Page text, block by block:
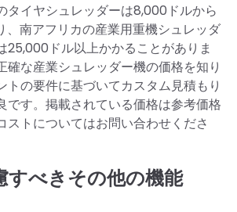
タイヤシュレッダーは8,000ドルから
、南アフリカの産業用重機シュレッダ
25,000ドル以上かかることがありま
確な産業シュレッダー機の価格を知り
トの要件に基づいてカスタム見積もり
です。掲載されている価格は参考価格
ストについてはお問い合わせくださ
すべきその他の機能